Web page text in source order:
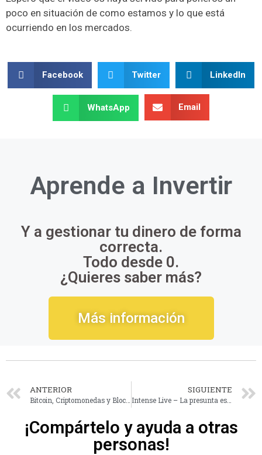
poco en situación de como estamos y lo que está
ocurriendo en los mercados.
Facebook Twitter LinkedIn
WhatsApp Email
Aprende a Invertir
Y a gestionar tu dinero de forma
correcta.
Todo desde 0.
¿Quieres saber más?
Más información
ANTERIOR SIGUIENTE
Intense Live – La presunta estafa en torno al alquiler de vehículos
¡Compártelo y ayuda a otras
personas!